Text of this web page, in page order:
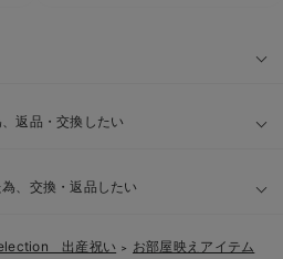
返品・交換したい
、交換・返品したい
出産祝い ＞ お部屋映えアイテム